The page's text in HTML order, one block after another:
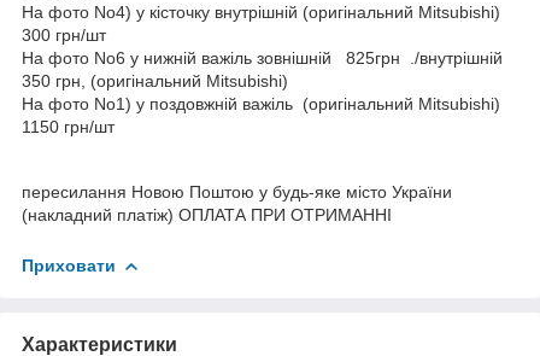
На фото No4) у кісточку внутрішній (оригінальний Mitsubishi)
300 грн/шт
На фото No6 у нижній важіль зовнішній 825грн ./внутрішній
350 грн, (оригінальний Mitsubishi)
На фото No1) у поздовжній важіль (оригінальний Mitsubishi)
1150 грн/шт
пересилання Новою Поштою у будь-яке місто України
(накладний платіж) ОПЛАТА ПРИ ОТРИМАННІ
Приховати
Характеристики